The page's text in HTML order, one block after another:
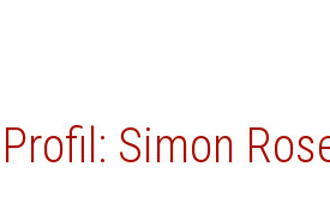
Profil: Simon